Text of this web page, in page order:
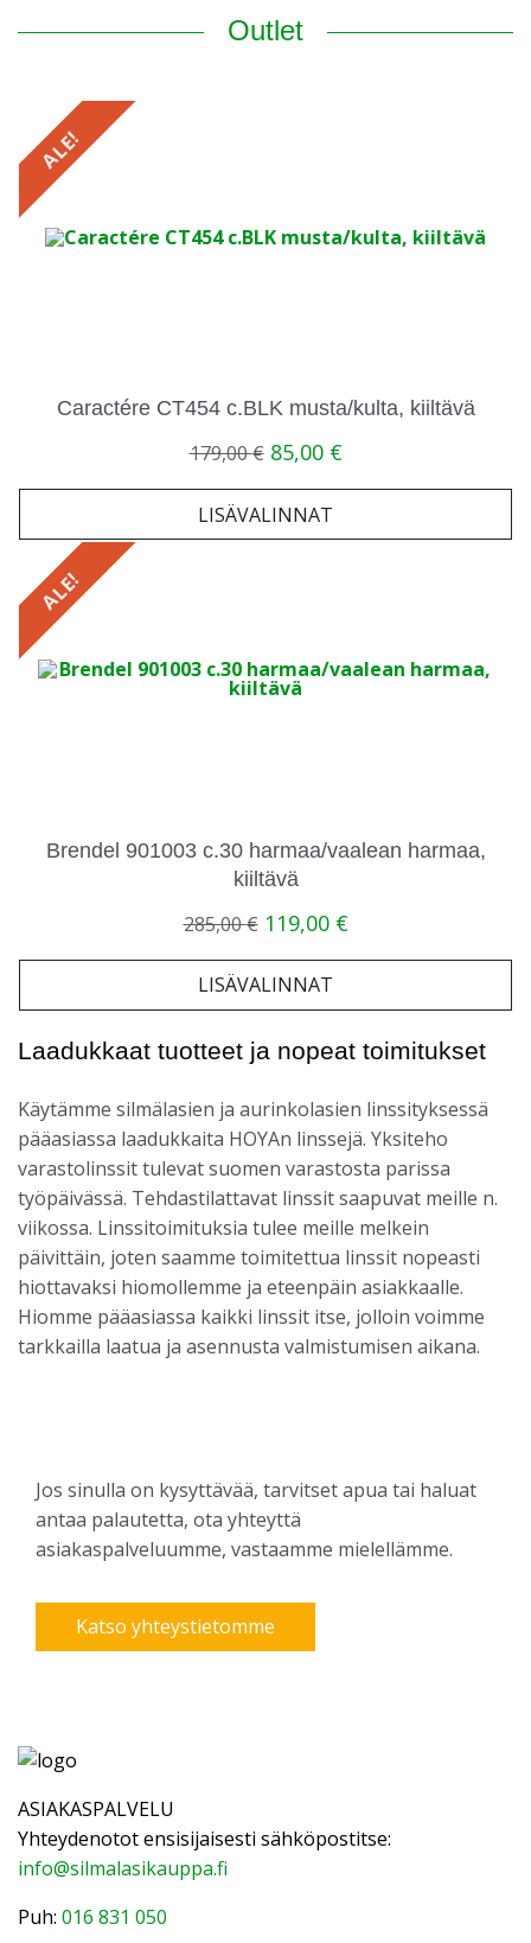
Outlet
ALE!
Caractére CT454 c.BLK musta/kulta, kiiltävä
179,00€ Alkuperäinen
hinta
oli:
179,00 €.
85,00 €Nykyinen
on:
LISÄVALINNAT
ALE!
Brendel 901003 c.30 harmaa/vaalean harmaa,
kiiltävä
285,00€ Alkuperäinen
hinta
oli:
285,00 €.
119,00 €Nykyinen
on:
LISÄVALINNAT
Laadukkaat tuotteet ja nopeat toimitukset
Käytämme silmälasien ja aurinkolasien linssityksessä
pääasiassa laadukkaita HOYAn linssejä. Yksiteho
varastolinssit tulevat suomen varastosta parissa
työpäivässä. Tehdastilattavat linssit saapuvat meille n.
viikossa. Linssitoimituksia tulee meille melkein
päivittäin, joten saamme toimitettua linssit nopeasti
hiottavaksi hiomollemme ja eteenpäin asiakkaalle.
Hiomme pääasiassa kaikki linssit itse, jolloin voimme
tarkkailla laatua ja asennusta valmistumisen aikana.
Jos sinulla on kysyttävää, tarvitset apua tai haluat
antaa palautetta, ota yhteyttä
asiakaspalveluumme, vastaamme mielellämme.
Katso yhteystietomme
ASIAKASPALVELU
Yhteydenotot ensisijaisesti sähköpostitse:
info@silmalasikauppa.fi
Puh: 016 831 050